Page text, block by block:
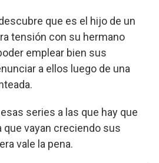
que es el hijo de un
tensión con su hermano
emplear bien sus
a ellos luego de una
series a las que hay que
que vayan creciendo sus
vale la pena.